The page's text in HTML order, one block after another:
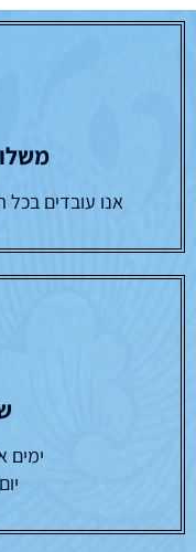
אנו עובדים
ימים א'-ה' :
יום ו'